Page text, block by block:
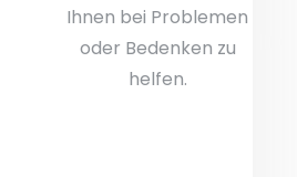
Ihnen bei Problemen
oder Bedenken zu
helfen.